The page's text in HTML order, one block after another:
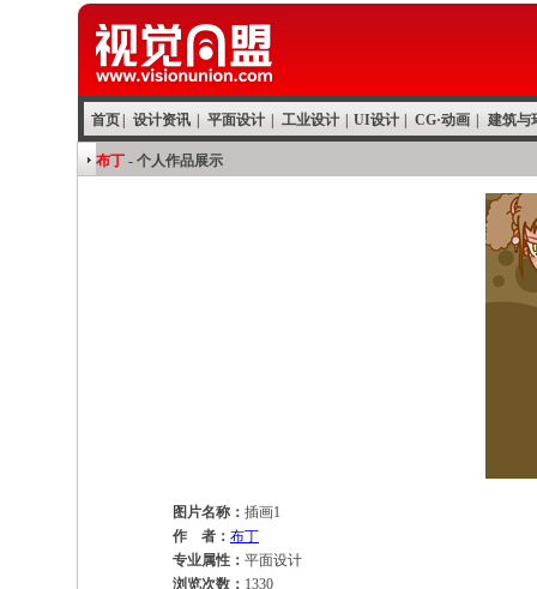
首页 设计资讯 平面设计 工业设计 UI设计 CG·动画 建筑与
布丁 - 个人作品展示
图片名称： 插画1
作 者： 布丁
专业属性： 平面设计
浏览次数： 1330